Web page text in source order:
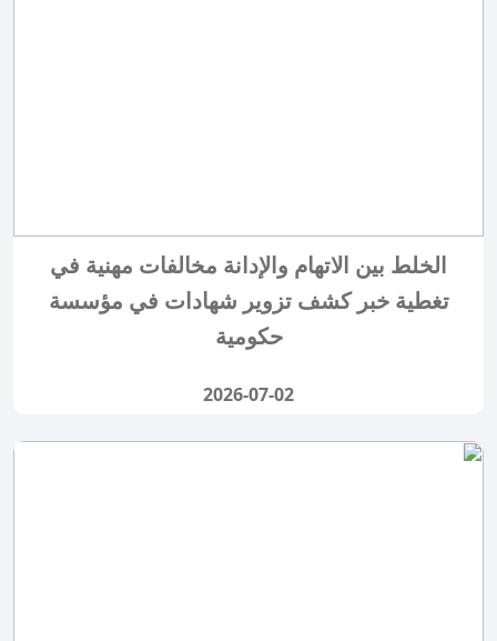
الخلط بين الاتهام والإدانة مخالفات مهنية في
تغطية خبر كشف تزوير شهادات في مؤسسة
حكومية
2026-07-02